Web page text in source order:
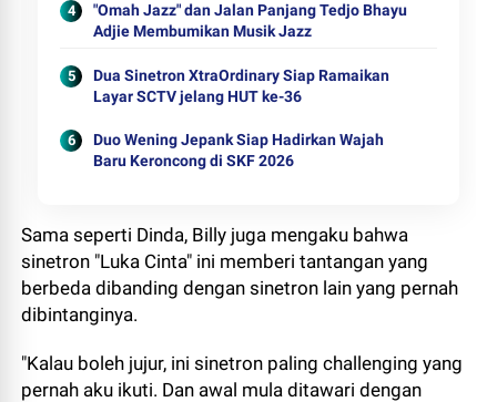
"Omah Jazz" dan Jalan Panjang Tedjo Bhayu
Adjie Membumikan Musik Jazz
Dua Sinetron XtraOrdinary Siap Ramaikan
Layar SCTV jelang HUT ke-36
Duo Wening Jepank Siap Hadirkan Wajah
Baru Keroncong di SKF 2026
Sama seperti Dinda, Billy juga mengaku bahwa
sinetron "Luka Cinta" ini memberi tantangan yang
berbeda dibanding dengan sinetron lain yang pernah
dibintanginya.
"Kalau boleh jujur, ini sinetron paling challenging yang
pernah aku ikuti. Dan awal mula ditawari dengan